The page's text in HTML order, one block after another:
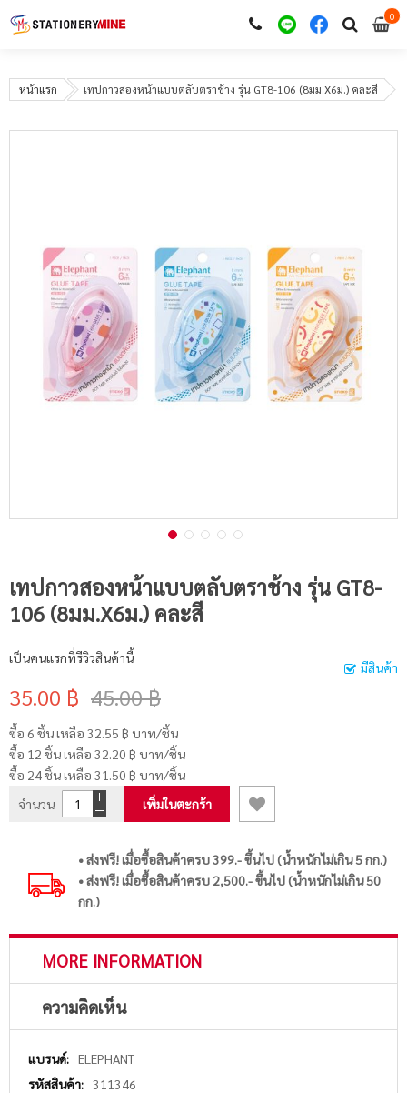
00
หน้าแรก เทปกาวสองหน้าแบบตลับตราช้าง รุ่น GT8-106 (8มม.X6ม.) คละสี
เทปกาวสองหน้าแบบตลับตราช้าง รุ่น GT8-
106 (8มม.X6ม.) คละสี
มีสินค้า
เป็นคนแรกที่รีวิวสินค้านี้
35.00 ฿ 45.00 ฿
ซื้อ 6 ชิ้น เหลือ 32.55 ฿ บาท/ชิ้น
ซื้อ 12 ชิ้น เหลือ 32.20 ฿ บาท/ชิ้น
ซื้อ 24 ชิ้น เหลือ 31.50 ฿ บาท/ชิ้น
จำนวน
เพิ่มในตะกร้า
• ส่งฟรี! เมื่อซื้อสินค้าครบ 399.- ขึ้นไป (น้ำหนักไม่เกิน 5 กก.)
• ส่งฟรี! เมื่อซื้อสินค้าครบ 2,500.- ขึ้นไป (น้ำหนักไม่เกิน 50
กก.)
MORE INFORMATION
ความคิดเห็น
More
Information
ELEPHANT
311346